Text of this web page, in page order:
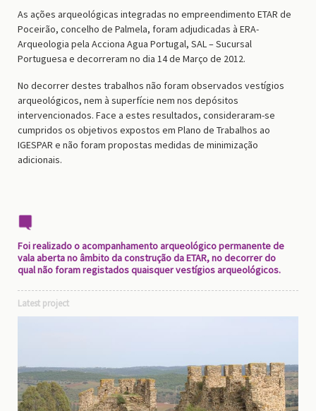
As ações arqueológicas integradas no empreendimento ETAR de
Poceirão, concelho de Palmela, foram adjudicadas à ERA-
Arqueologia pela Acciona Agua Portugal, SAL – Sucursal
Portuguesa e decorreram no dia 14 de Março de 2012.
No decorrer destes trabalhos não foram observados vestígios
arqueológicos, nem à superfície nem nos depósitos
intervencionados. Face a estes resultados, consideraram-se
cumpridos os objetivos expostos em Plano de Trabalhos ao
IGESPAR e não foram propostas medidas de minimização
adicionais.
Foi realizado o acompanhamento arqueológico permanente de
vala aberta no âmbito da construção da ETAR, no decorrer do
qual não foram registados quaisquer vestígios arqueológicos.
Latest project